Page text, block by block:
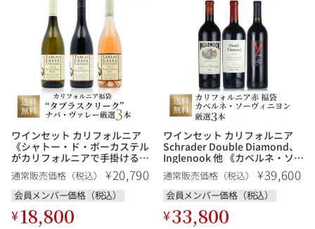
ワインセット カリフォルニア
《シャトー・ド・ボーカステル
がカリフォルニアで手掛けるロ
ーヌスタイルの先駆者「タブラ
ス・クリーク」お試し3本セッ
ト》福袋 送料無料
通常販売価格（税込） ¥20,790
会員メンバー価格（税込）
¥18,800
ワインセット カリフォルニア
Schrader Double Diamond、
Inglenook 他 《カベルネ・ソー
ヴィニヨン主体の力強いカリフ
ォルニアワインを味わう》赤ワ
イン 厳選3本 福袋 送料無料
通常販売価格（税込） ¥39,600
会員メンバー価格（税込）
¥33,800